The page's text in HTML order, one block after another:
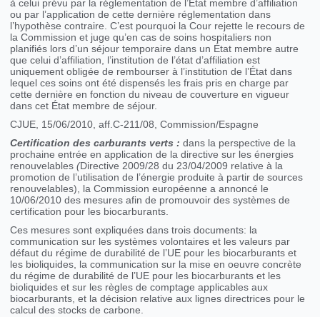
à celui prévu par la réglementation de l’État membre d’affiliation
ou par l’application de cette dernière réglementation dans
l’hypothèse contraire. C’est pourquoi la Cour rejette le recours de
la Commission et juge qu’en cas de soins hospitaliers non
planifiés lors d’un séjour temporaire dans un État membre autre
que celui d’affiliation, l’institution de l’état d’affiliation est
uniquement obligée de rembourser à l’institution de l’État dans
lequel ces soins ont été dispensés les frais pris en charge par
cette dernière en fonction du niveau de couverture en vigueur
dans cet État membre de séjour.
CJUE, 15/06/2010, aff.C-211/08, Commission/Espagne
Certification des carburants verts : dans la perspective de la
prochaine entrée en application de la directive sur les énergies
renouvelables (Directive 2009/28 du 23/04/2009 relative à la
promotion de l’utilisation de l’énergie produite à partir de sources
renouvelables), la Commission européenne a annoncé le
10/06/2010 des mesures afin de promouvoir des systèmes de
certification pour les biocarburants.
Ces mesures sont expliquées dans trois documents: la
communication sur les systèmes volontaires et les valeurs par
défaut du régime de durabilité de l’UE pour les biocarburants et
les bioliquides, la communication sur la mise en oeuvre concrète
du régime de durabilité de l’UE pour les biocarburants et les
bioliquides et sur les règles de comptage applicables aux
biocarburants, et la décision relative aux lignes directrices pour le
calcul des stocks de carbone.